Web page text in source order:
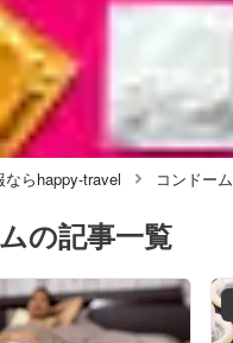
らhappy-travel コンドーム
の記事一覧